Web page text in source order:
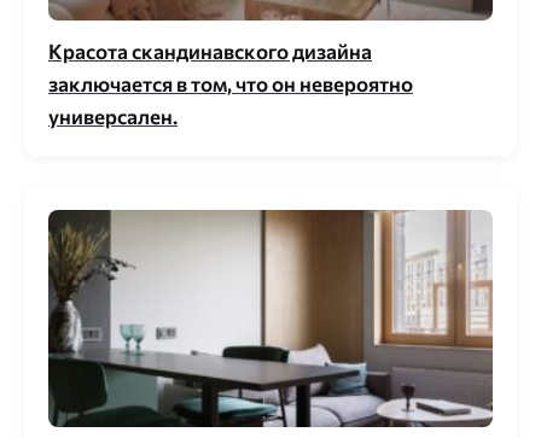
Красота скандинавского дизайна
заключается в том, что он невероятно
универсален.